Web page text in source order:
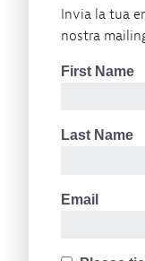
Invia la tua
nostra